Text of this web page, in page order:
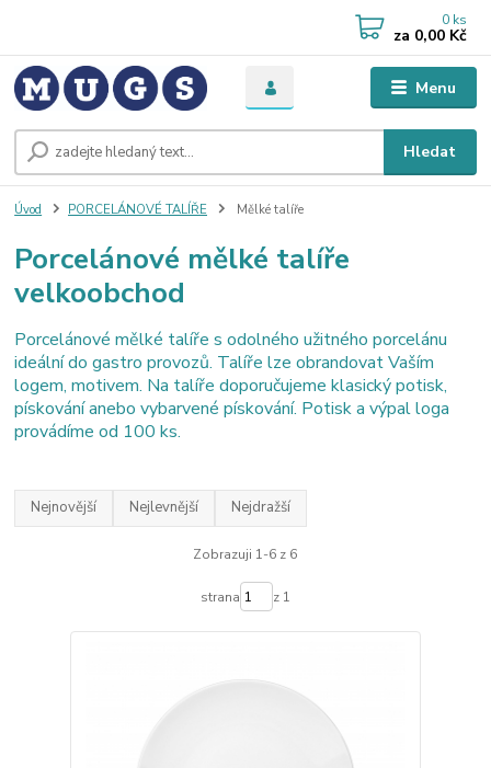
Menu
Hledat
0 ks
za 0,00 Kč
Úvod PORCELÁNOVÉ TALÍŘE Mělké talíře
Porcelánové mělké talíře
velkoobchod
Porcelánové mělké talíře s odolného užitného porcelánu
ideální do gastro provozů. Talíře lze obrandovat Vaším
logem, motivem. Na talíře doporučujeme klasický potisk,
pískování anebo vybarvené pískování. Potisk a výpal loga
provádíme od 100 ks.
Nejnovější Nejlevnější Nejdražší
Zobrazuji 1-6 z 6
strana z 1